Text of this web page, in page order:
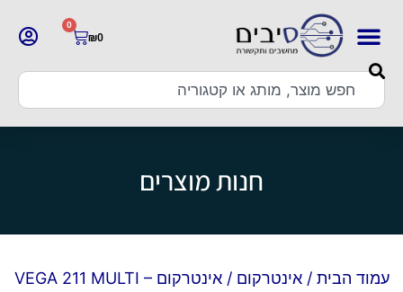
₪0
0
חנות מוצרים
עמוד הבית /אינטרקום
/ אינטרקום VEGA 211 MULTI –